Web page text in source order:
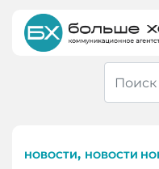
content
НОВОСТИ, НОВОСТИ